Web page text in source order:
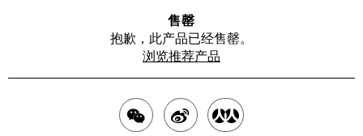
售罄
抱歉，此产品已经售罄。
浏览推荐产品
分
分
分